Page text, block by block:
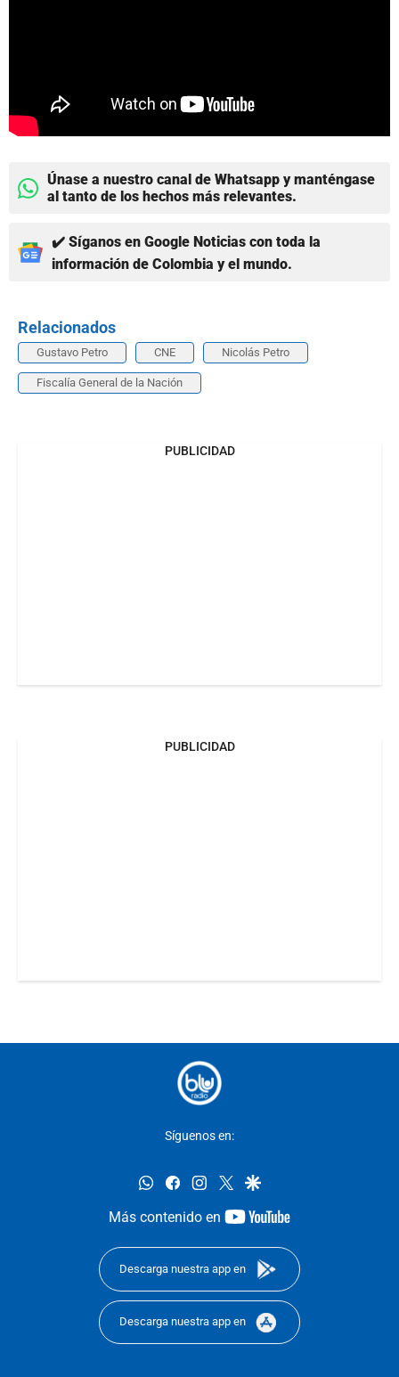
Únase a nuestro canal de Whatsapp y manténgase
al tanto de los hechos más relevantes.
✔️ Síganos en Google Noticias con toda la
información de Colombia y el mundo.
Relacionados
Gustavo Petro CNE Nicolás Petro
Fiscalía General de la Nación
PUBLICIDAD
PUBLICIDAD
Síguenos en:
whatsappfacebookinstagram
twittergoogle
Más contenido en
youtube-
Descarga nuestra app en
Descarga nuestra app en